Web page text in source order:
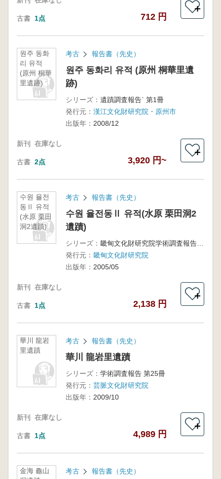
古書 1点 712 円
＋
원주 동화
리 유적
(原州 桐華
里遺跡)
考古 報告書（先史）
원주 동화리 유적 (原州 桐華里遺
跡)
シリーズ： 遺蹟調査報告` 第1冊
発行元： 漢江文化財研究院・原州市
出版年： 2008/12
新刊 在庫なし
古書 2点 3,920 円~
＋
수원 율전
동Ⅱ 유적
(水原 栗田
洞2遺蹟)
考古 報告書（先史）
수원 율전동Ⅱ 유적(水原 栗田洞2
遺蹟)
シリーズ：
畿甸文化財研究院学術調査報告 第56冊
発行元： 畿甸文化財研究院
出版年： 2005/05
新刊 在庫なし
古書 1点 2,138 円
＋
華川 龍岩
里遺蹟
考古 報告書（先史）
華川 龍岩里遺蹟
シリーズ： 学術調査報告 第25冊
発行元： 芸脈文化財研究院
出版年： 2009/10
新刊 在庫なし
古書 1点 4,989 円
＋
金海 龜山
考古 報告書（先史）